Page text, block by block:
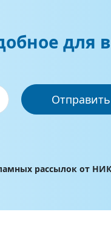
для
рассылок от